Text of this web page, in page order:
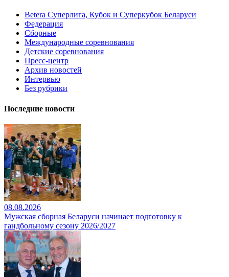
Betera Суперлига, Кубок и Суперкубок Беларуси
Федерация
Сборные
Международные соревнования
Детские соревнования
Пресс-центр
Архив новостей
Интервью
Без рубрики
Последние новости
08.08.2026
Мужская сборная Беларуси начинает подготовку к
гандбольному сезону 2026/2027